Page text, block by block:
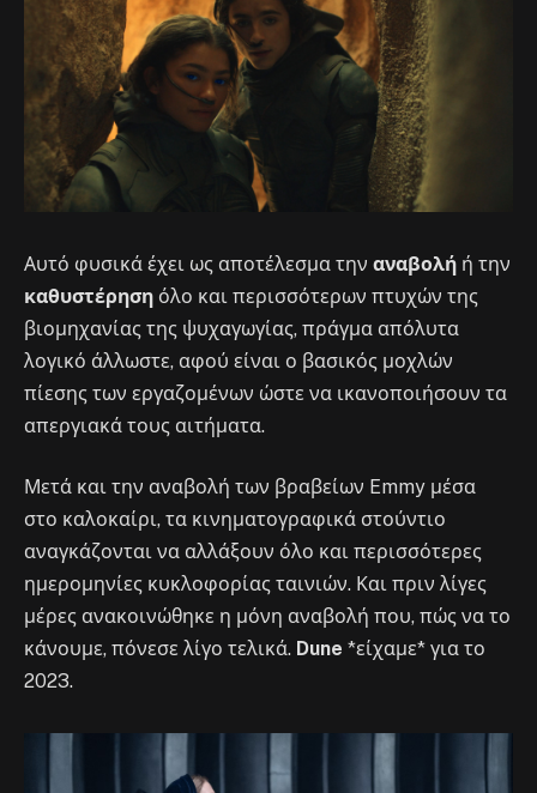
Αυτό φυσικά έχει ως αποτέλεσμα την αναβολή ή την
καθυστέρηση όλο και περισσότερων πτυχών της
βιομηχανίας της ψυχαγωγίας, πράγμα απόλυτα
λογικό άλλωστε, αφού είναι ο βασικός μοχλών
πίεσης των εργαζομένων ώστε να ικανοποιήσουν τα
απεργιακά τους αιτήματα.
Μετά και την αναβολή των βραβείων Emmy μέσα
στο καλοκαίρι, τα κινηματογραφικά στούντιο
αναγκάζονται να αλλάξουν όλο και περισσότερες
ημερομηνίες κυκλοφορίας ταινιών. Και πριν λίγες
μέρες ανακοινώθηκε η μόνη αναβολή που, πώς να το
κάνουμε, πόνεσε λίγο τελικά. Dune *είχαμε* για το
2023.